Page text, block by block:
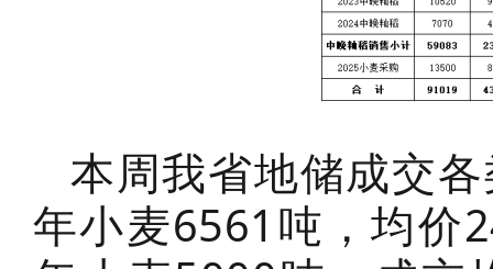
本周我省地储成交
年小麦6561吨，均价